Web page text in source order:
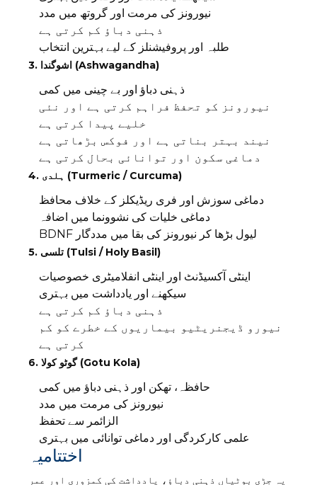
نیورونز کی مرمت اور گروتھ میں مدد
ذہنی دباؤ کم کرتی ہے
طلبہ اور پروفیشنلز کے لیے بہترین انتخاب
3. اشوگندا (Ashwagandha)
ذہنی دباؤ اور بے چینی میں کمی
نیورونز کو تحفظ فراہم کرتی ہے اور نئی
خلیے پیدا کرتی ہے
نیند بہتر بناتی ہے اور فوکس بڑھاتی ہے
دماغی سکون اور توانائی بحال کرتی ہے
4. ہلدی (Turmeric / Curcuma)
دماغی سوزش اور فری ریڈیکلز کے خلاف محافظ
دماغی خلیات کی نشوونما میں اضافہ
BDNF لیول بڑھا کر نیورونز کی بقا میں مددگار
5. تلسی (Tulsi / Holy Basil)
اینٹی آکسیڈنٹ اور اینٹی انفلامیٹری خصوصیات
سیکھنے اور یادداشت میں بہتری
ذہنی دباؤ کم کرتی ہے
نیورو ڈیجنریٹیو بیماریوں کے خطرے کو کم
کرتی ہے
6. گوٹو کولا (Gotu Kola)
حافظہ، تھکن اور ذہنی دباؤ میں کمی
نیورونز کی مرمت میں مدد
الزائمر سے تحفظ
علمی کارکردگی اور دماغی توانائی میں بہتری
اختتامیہ
یہ جڑی بوٹیاں ذہنی دباؤ، یادداشت کی کمزوری اور عمر